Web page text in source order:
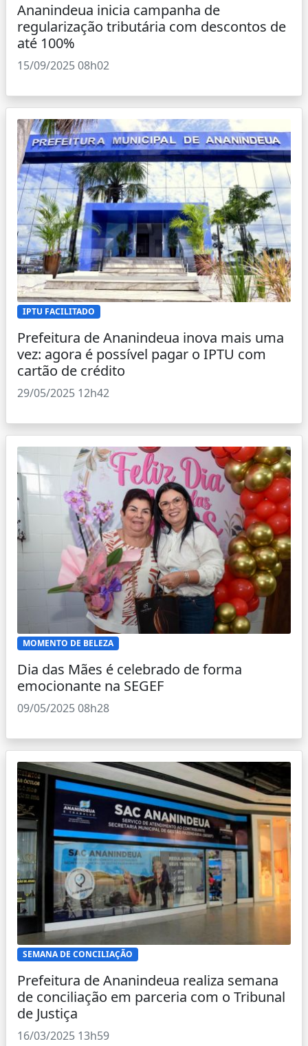
Ananindeua inicia campanha de
regularização tributária com descontos de
até 100%
15/09/2025 08h02
IPTU FACILITADO
Prefeitura de Ananindeua inova mais uma
vez: agora é possível pagar o IPTU com
cartão de crédito
29/05/2025 12h42
MOMENTO DE BELEZA
Dia das Mães é celebrado de forma
emocionante na SEGEF
09/05/2025 08h28
SEMANA DE CONCILIAÇÃO
Prefeitura de Ananindeua realiza semana
de conciliação em parceria com o Tribunal
de Justiça
16/03/2025 13h59